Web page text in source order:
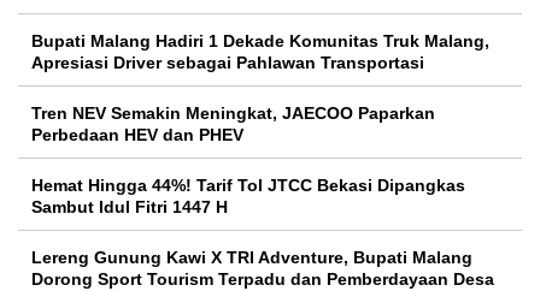
Bupati Malang Hadiri 1 Dekade Komunitas Truk Malang,
Apresiasi Driver sebagai Pahlawan Transportasi
Tren NEV Semakin Meningkat, JAECOO Paparkan
Perbedaan HEV dan PHEV
Hemat Hingga 44%! Tarif Tol JTCC Bekasi Dipangkas
Sambut Idul Fitri 1447 H
Lereng Gunung Kawi X TRI Adventure, Bupati Malang
Dorong Sport Tourism Terpadu dan Pemberdayaan Desa